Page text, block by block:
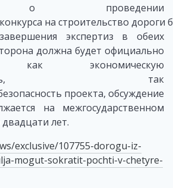
о проведении
на строительство дороги
экспертиз в обеих
должна будет официально
как экономическую
так
проекта, обсуждение
на межгосударственном
лет.
exclusive/107755-dorogu-iz-
mogut-sokratit-pochti-v-chetyre-